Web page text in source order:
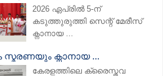
2026 ഏപ്രിൽ 5-ന്
കടുത്തുരുത്തി സെന്റ് മേരീസ്
ക്നാനായ ...
സ്മരണയും ക്നാനായ ...
കേരളത്തിലെ ക്രൈസ്തവ